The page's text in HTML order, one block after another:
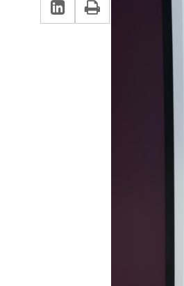
aplicación
una
aplicación
a